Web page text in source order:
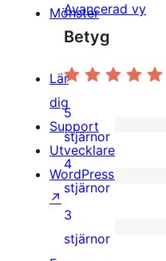
Avancerad vy
Betyg
5
5-
stjärniga
recensioner
5
stjärnor
0
4-
stjärniga
4
stjärnor
0
3
stjärnor
Mönster
Lär
dig
Support
Utvecklare
WordPress.tv
↗